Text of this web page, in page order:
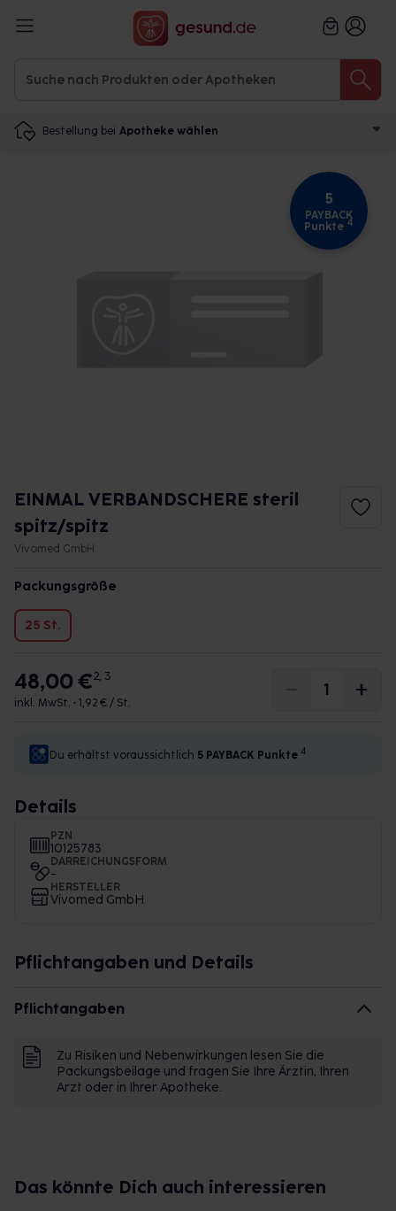
Bestellung bei Apotheke wählen
5
PAYBACK
Punkte 4
EINMAL VERBANDSCHERE steril
spitz/spitz
Vivomed GmbH
Packungsgröße
25 St.
48,00 €2, 3
inkl. MwSt. • 1,92 € / St.
Du erhältst voraussichtlich 5 PAYBACK Punkte 4
Details
PZN
10125783
DARREICHUNGSFORM
-
HERSTELLER
Vivomed GmbH
Pflichtangaben und Details
Pflichtangaben
Zu Risiken und Nebenwirkungen lesen Sie die
Packungsbeilage und fragen Sie Ihre Ärztin, Ihren
Arzt oder in Ihrer Apotheke.
Das könnte Dich auch interessieren